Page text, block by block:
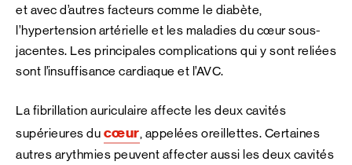
et avec d’autres facteurs comme le diabète,
l’hypertension artérielle et les maladies du cœur sous-
jacentes. Les principales complications qui y sont reliées
sont l’insuffisance cardiaque et l’AVC.
La fibrillation auriculaire affecte les deux cavités
supérieures du cœur, appelées oreillettes. Certaines
autres arythmies peuvent affecter aussi les deux cavités